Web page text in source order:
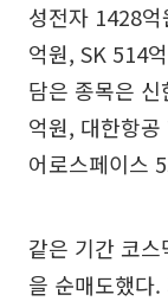
성전자 1428
억원, SK 514
담은 종목은
억원, 대한항
어로스페이스
같은 기간 코
을 순매도했다